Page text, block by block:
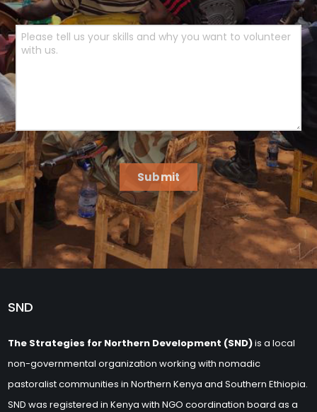
Submit
SND
The Strategies for Northern Development (SND)is a local
non-governmental organization working with nomadic
pastoralist communities in Northern Kenya and Southern Ethiopia.
SND was registered in Kenya with NGO coordination board as a